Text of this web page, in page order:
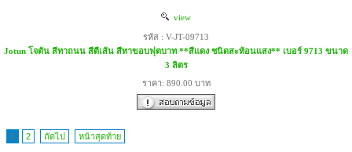
view
รหัส : V-JT-09713
Jotun โจตัน สีทาถนน สีตีเส้น สีทาขอบฟุตบาท **สีแดง ชนิดสะท้อนแสง** เบอร์ 9713 ขนาด
3 ลิตร
ราคา: 890.00 บาท
1 2 ถัดไป หน้าสุดท้าย